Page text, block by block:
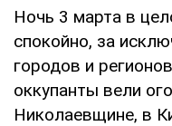
Ночь 3 марта в
спокойно, за
городов и
оккупанты вели
Николаевщине, в